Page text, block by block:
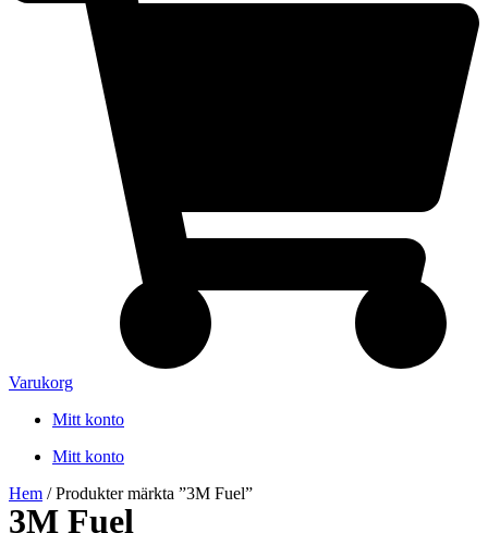
Varukorg
Mitt konto
Mitt konto
Hem / Produkter märkta ”3M Fuel”
3M Fuel